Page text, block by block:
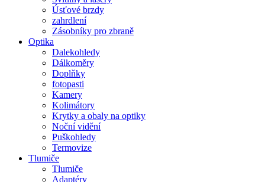
Úsťové brzdy
zahrdlení
Zásobníky pro zbraně
Optika
Dalekohledy
Dálkoměry
Doplňky
fotopasti
Kamery
Kolimátory
Krytky a obaly na optiky
Noční vidění
Puškohledy
Termovize
Tlumiče
Tlumiče
Adaptéry